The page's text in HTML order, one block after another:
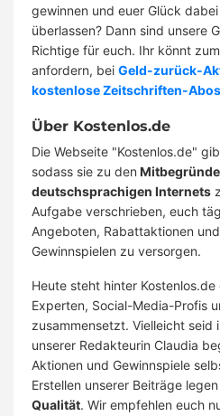
gewinnen und euer Glück
überlassen? Dann sind unsere
Richtige für euch. Ihr könnt
anfordern, bei Geld-zurück-
kostenlose Zeitschriften-Abos
Über Kostenlos.de
Die Webseite "Kostenlos.de"
sodass sie zu den
deutschsprachigen Internets
Aufgabe verschrieben, euch
Angeboten, Rabattaktionen
Gewinnspielen zu versorgen.
Heute steht hinter
Experten, Social-Media-Profis
zusammensetzt. Vielleicht seid
unserer Redakteurin Claudia
Aktionen und Gewinnspiele
Erstellen unserer Beiträge
Qualität. Wir empfehlen euch